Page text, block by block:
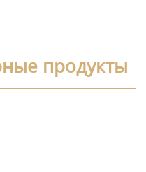
продукты